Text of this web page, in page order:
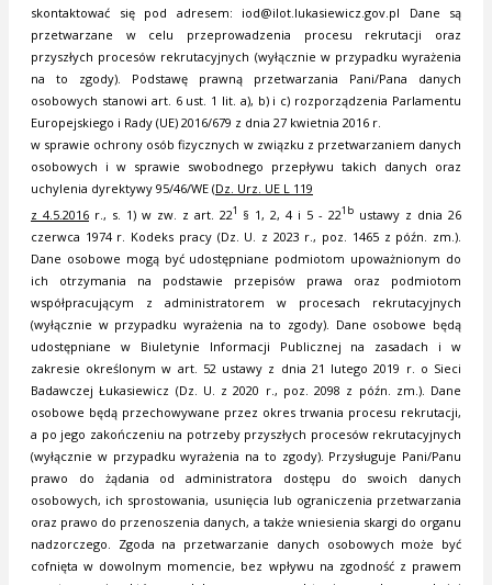
skontaktować się pod adresem: iod@ilot.lukasiewicz.gov.pl Dane są
przetwarzane w celu przeprowadzenia procesu rekrutacji oraz
przyszłych procesów rekrutacyjnych (wyłącznie w przypadku wyrażenia
na to zgody). Podstawę prawną przetwarzania Pani/Pana danych
osobowych stanowi art. 6 ust. 1 lit. a), b) i c) rozporządzenia Parlamentu
Europejskiego i Rady (UE) 2016/679 z dnia 27 kwietnia 2016 r.
w sprawie ochrony osób fizycznych w związku z przetwarzaniem danych
osobowych i w sprawie swobodnego przepływu takich danych oraz
uchylenia dyrektywy 95/46/WE (Dz. Urz. UE L 119
z 4.5.2016 r., s. 1) w zw. z art. 221 § 1, 2, 4 i 5 - 221b ustawy z dnia 26
czerwca 1974 r. Kodeks pracy (Dz. U. z 2023 r., poz. 1465 z późn. zm.).
Dane osobowe mogą być udostępniane podmiotom upoważnionym do
ich otrzymania na podstawie przepisów prawa oraz podmiotom
współpracującym z administratorem w procesach rekrutacyjnych
(wyłącznie w przypadku wyrażenia na to zgody). Dane osobowe będą
udostępniane w Biuletynie Informacji Publicznej na zasadach i w
zakresie określonym w art. 52 ustawy z dnia 21 lutego 2019 r. o Sieci
Badawczej Łukasiewicz (Dz. U. z 2020 r., poz. 2098 z późn. zm.). Dane
osobowe będą przechowywane przez okres trwania procesu rekrutacji,
a po jego zakończeniu na potrzeby przyszłych procesów rekrutacyjnych
(wyłącznie w przypadku wyrażenia na to zgody). Przysługuje Pani/Panu
prawo do żądania od administratora dostępu do swoich danych
osobowych, ich sprostowania, usunięcia lub ograniczenia przetwarzania
oraz prawo do przenoszenia danych, a także wniesienia skargi do organu
nadzorczego. Zgoda na przetwarzanie danych osobowych może być
cofnięta w dowolnym momencie, bez wpływu na zgodność z prawem